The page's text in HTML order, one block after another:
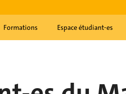
Formations Espace étudiant-es